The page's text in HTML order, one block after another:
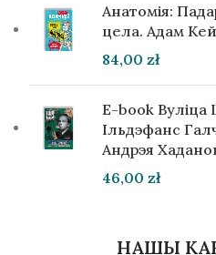
Анатомія:
цела. Адам Кей
84,00 zł
E-book
Ільдэфанс
Андрэя
46,00 zł
НАШЫ